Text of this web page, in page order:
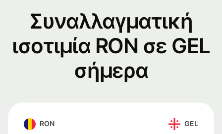
Συναλλαγματική
ισοτιμία RON σε GEL
σήμερα
RON GEL